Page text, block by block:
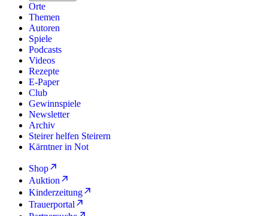
Orte
Themen
Autoren
Spiele
Podcasts
Videos
Rezepte
E-Paper
Club
Gewinnspiele
Newsletter
Archiv
Steirer helfen Steirern
Kärntner in Not
Shop
Auktion
Kinderzeitung
Trauerportal